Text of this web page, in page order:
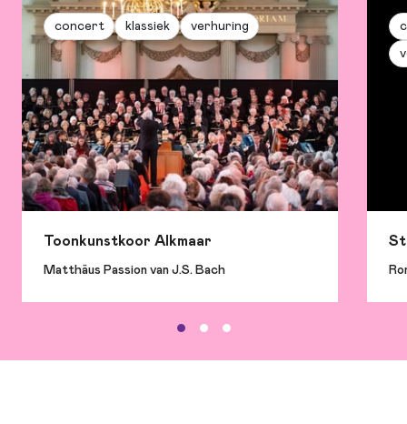
concert klassiek verhuring
Toonkunstkoor Alkmaar
Matthäus Passion van J.S. Bach